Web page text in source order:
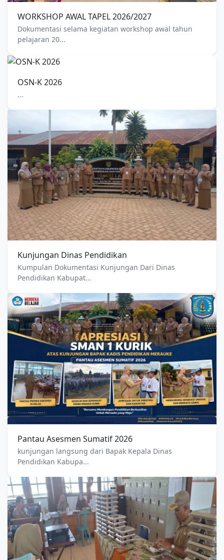
WORKSHOP AWAL TAPEL 2026/2027
Dokumentasi selama kegiatan workshop awal tahun
pelajaran 20...
OSN-K 2026
...
Kunjungan Dinas Pendidikan
Kumpulan Dokumentasi Kunjungan Dari Dinas
Pendidikan Kabupat...
Pantau Asesmen Sumatif 2026
kunjungan langsung dari Bapak Kepala Dinas
Pendidikan Kabupa...